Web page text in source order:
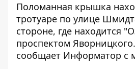
Поломанная крышка
тротуаре по улице
стороне, где находится
проспектом
сообщает Информатор с